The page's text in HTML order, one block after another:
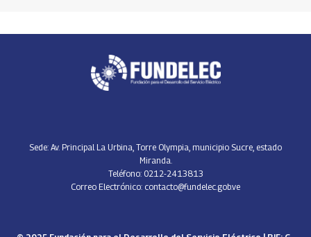
Sede: Av. Principal La Urbina, Torre Olympia, municipio Sucre, estado
Miranda.
Teléfono: 0212-2413813
Correo Electrónico: contacto@fundelec.gob.ve